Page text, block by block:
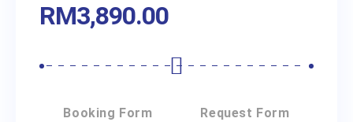
RM3,890.00
Booking Form Request Form